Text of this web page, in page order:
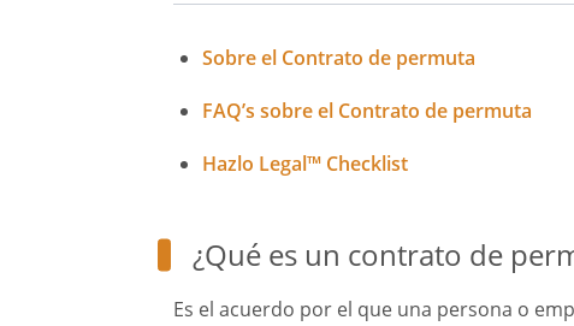
Sobre el Contrato de permuta
FAQ’s sobre el Contrato de permuta
Hazlo Legal™ Checklist
¿Qué es un contrato de
Es el acuerdo por el que una persona o